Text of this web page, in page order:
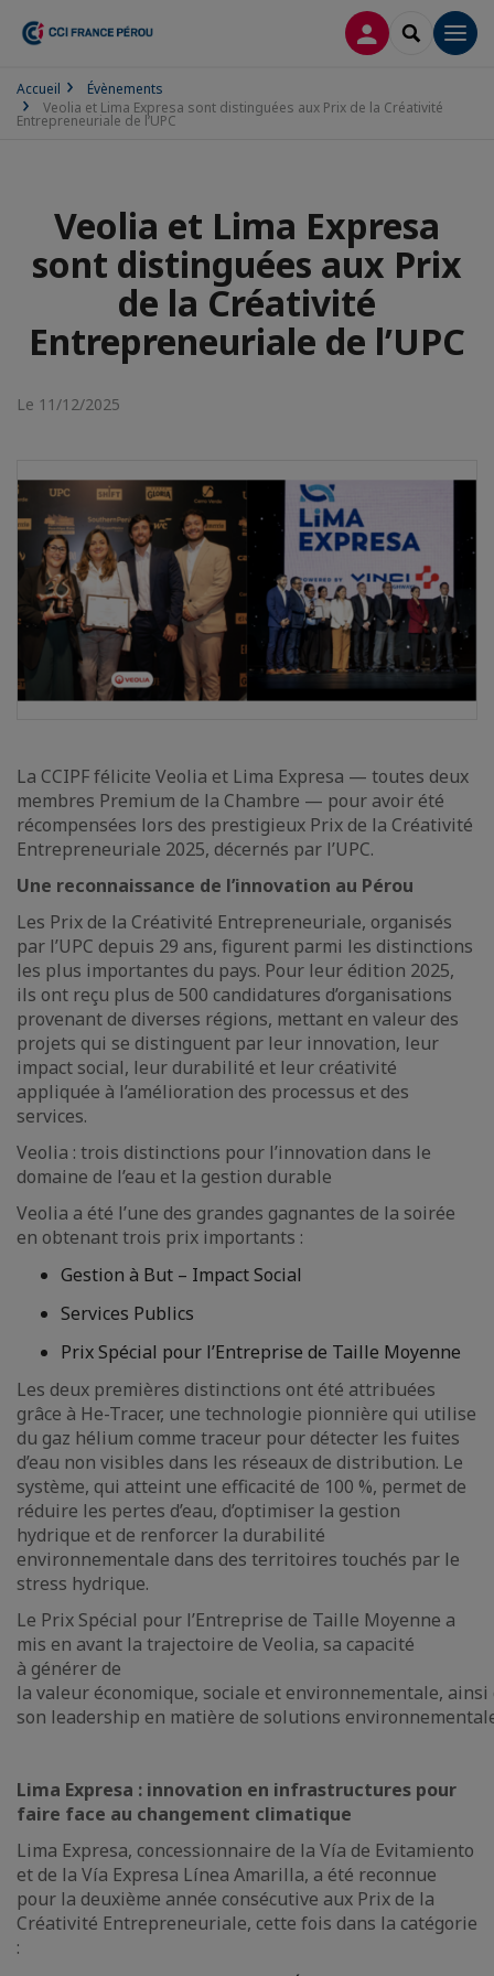
CONNEXION
Accueil
Évènements
Veolia et Lima Expresa sont distinguées aux Prix de la Créativité
Entrepreneuriale de l’UPC
Veolia et Lima Expresa
sont distinguées aux Prix
de la Créativité
Entrepreneuriale de l’UPC
Le 11/12/2025
La CCIPF félicite Veolia et Lima Expresa — toutes deux
membres Premium de la Chambre — pour avoir été
récompensées lors des prestigieux Prix de la Créativité
Entrepreneuriale 2025, décernés par l’UPC.
Une reconnaissance de l’innovation au Pérou
Les Prix de la Créativité Entrepreneuriale, organisés
par l’UPC depuis 29 ans, figurent parmi les distinctions
les plus importantes du pays. Pour leur édition 2025,
ils ont reçu plus de 500 candidatures d’organisations
provenant de diverses régions, mettant en valeur des
projets qui se distinguent par leur innovation, leur
impact social, leur durabilité et leur créativité
appliquée à l’amélioration des processus et des
services.
Veolia : trois distinctions pour l’innovation dans le
domaine de l’eau et la gestion durable
Veolia a été l’une des grandes gagnantes de la soirée
en obtenant trois prix importants :
Gestion à But – Impact Social
Services Publics
Prix Spécial pour l’Entreprise de Taille Moyenne
Les deux premières distinctions ont été attribuées
grâce à He-Tracer, une technologie pionnière qui utilise
du gaz hélium comme traceur pour détecter les fuites
d’eau non visibles dans les réseaux de distribution. Le
système, qui atteint une efficacité de 100 %, permet de
réduire les pertes d’eau, d’optimiser la gestion
hydrique et de renforcer la durabilité
environnementale dans des territoires touchés par le
stress hydrique.
Le Prix Spécial pour l’Entreprise de Taille Moyenne a
mis en avant la trajectoire de Veolia, sa capacité
à générer de
la valeur économique, sociale et environnementale, ainsi
son leadership en matière de solutions
Lima Expresa : innovation en infrastructures pour
faire face au changement climatique
Lima Expresa, concessionnaire de la Vía de Evitamiento
et de la Vía Expresa Línea Amarilla, a été reconnue
pour la deuxième année consécutive aux Prix de la
Créativité Entrepreneuriale, cette fois dans la catégorie
: